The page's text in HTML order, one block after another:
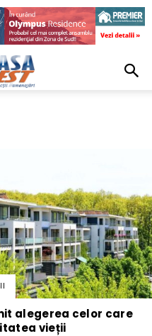
alegerea celor care
vieții